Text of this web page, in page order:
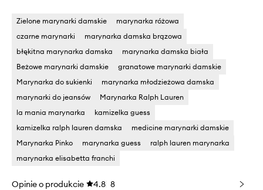
Zielone marynarki damskie
marynarka różowa
czarne marynarki
marynarka damska brązowa
błękitna marynarka damska
marynarka damska biała
Beżowe marynarki damskie
granatowe marynarki damskie
Marynarka do sukienki
marynarka młodzieżowa damska
marynarki do jeansów
Marynarka Ralph Lauren
la mania marynarka
kamizelka guess
kamizelka ralph lauren damska
medicine marynarki damskie
Marynarka Pinko
marynarka guess
ralph lauren marynarka
marynarka elisabetta franchi
Opinie o produkcie 4.8 8